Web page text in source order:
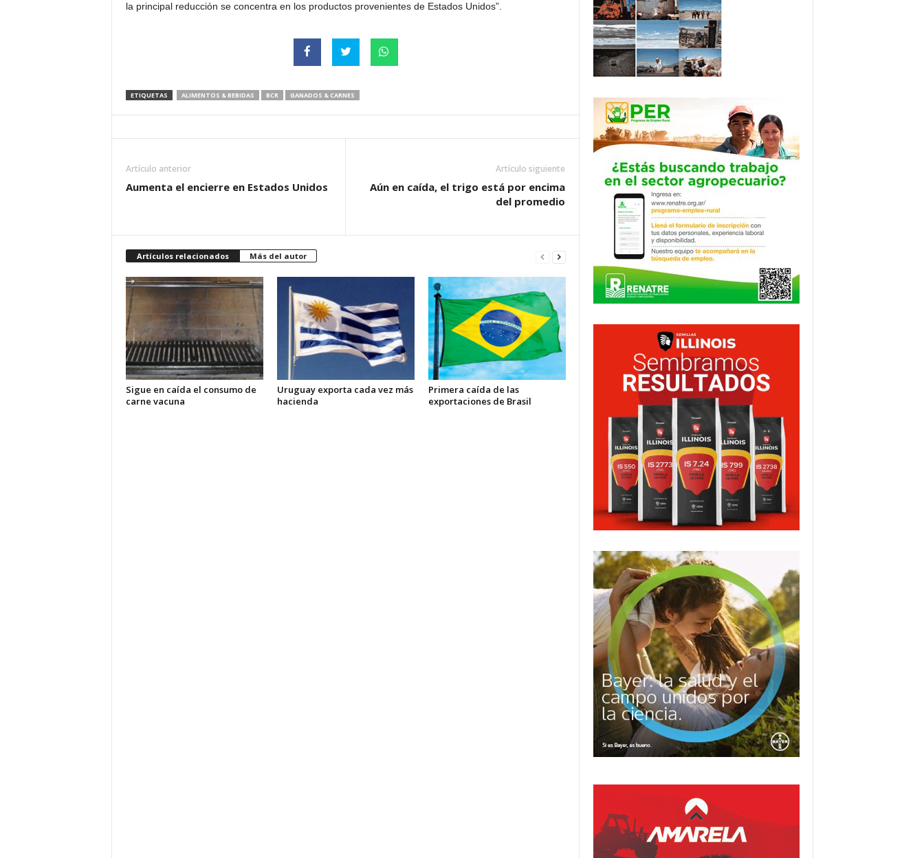
la principal reducción se concentra en los productos provenientes de Estados Unidos”.
ETIQUETAS ALIMENTOS & BEBIDAS BCR GANADOS & CARNES
Artículo anterior
Aumenta el encierre en Estados Unidos
Artículo siguiente
Aún en caída, el trigo está por encima
del promedio
Artículos relacionados Más del autor
Sigue en caída el consumo de
carne vacuna
Uruguay exporta cada vez más
hacienda
Primera caída de las
exportaciones de Brasil